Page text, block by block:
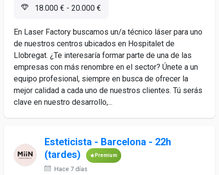
18.000 € - 20.000 €
En Laser Factory buscamos un/a técnico láser para uno
de nuestros centros ubicados en Hospitalet de
Llobregat. ¿Te interesaría formar parte de una de las
empresas con más renombre en el sector? Únete a un
equipo profesional, siempre en busca de ofrecer la
mejor calidad a cada uno de nuestros clientes. Tú serás
clave en nuestro desarrollo,...
Esteticista - Barcelona - 22h
(tardes)
Premium
Hace 7 días